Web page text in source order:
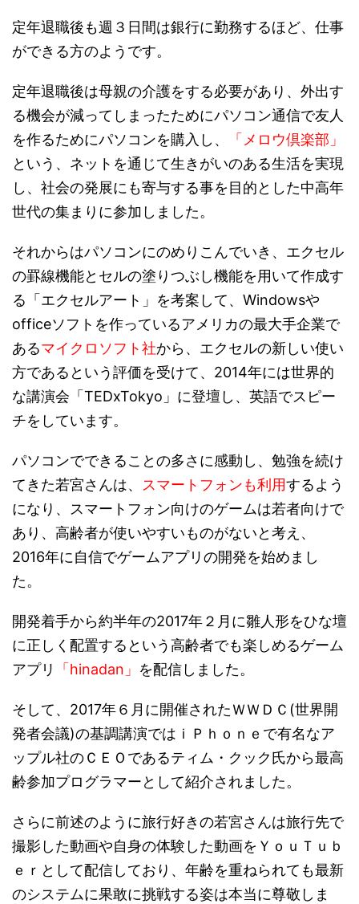
定年退職後も週３日間は銀行に勤務するほど、仕事
ができる方のようです。
定年退職後は母親の介護をする必要があり、外出す
る機会が減ってしまったためにパソコン通信で友人
を作るためにパソコンを購入し、
「メロウ倶楽部」
という、ネットを通じて生きがいのある生活を実現
し、社会の発展にも寄与する事を目的とした中高年
世代の集まりに参加しました。
それからはパソコンにのめりこんでいき、エクセル
の罫線機能とセルの塗りつぶし機能を用いて作成す
る「エクセルアート」を考案して、Windowsや
officeソフトを作っているアメリカの最大手企業で
あるマイクロソフト社から、エクセルの新しい使い
方であるという評価を受けて、2014年には世界的
な講演会「TEDxTokyo」に登壇し、英語でスピー
チをしています。
パソコンでできることの多さに感動し、勉強を続け
てきた若宮さんは、 スマートフォンも利用するよう
になり、スマートフォン向けのゲームは若者向けで
あり、高齢者が使いやすいものがないと考え、
2016年に自信でゲームアプリの開発を始めまし
た。
開発着手から約半年の2017年２月に雛人形をひな壇
に正しく配置するという高齢者でも楽しめるゲーム
アプリ
「hinadan」 を配信しました。
そして、2017年６月に開催されたＷＷＤＣ(世界開
発者会議)の基調講演ではｉＰｈｏｎｅで有名なア
ップル社のＣＥＯであるティム・クック氏から最高
齢参加プログラマーとして紹介されました。
さらに前述のように旅行好きの若宮さんは旅行先で
撮影した動画や自身の体験した動画をＹｏｕＴｕｂ
ｅｒとして配信しており、年齢を重ねられても最新
のシステムに果敢に挑戦する姿は本当に尊敬しま